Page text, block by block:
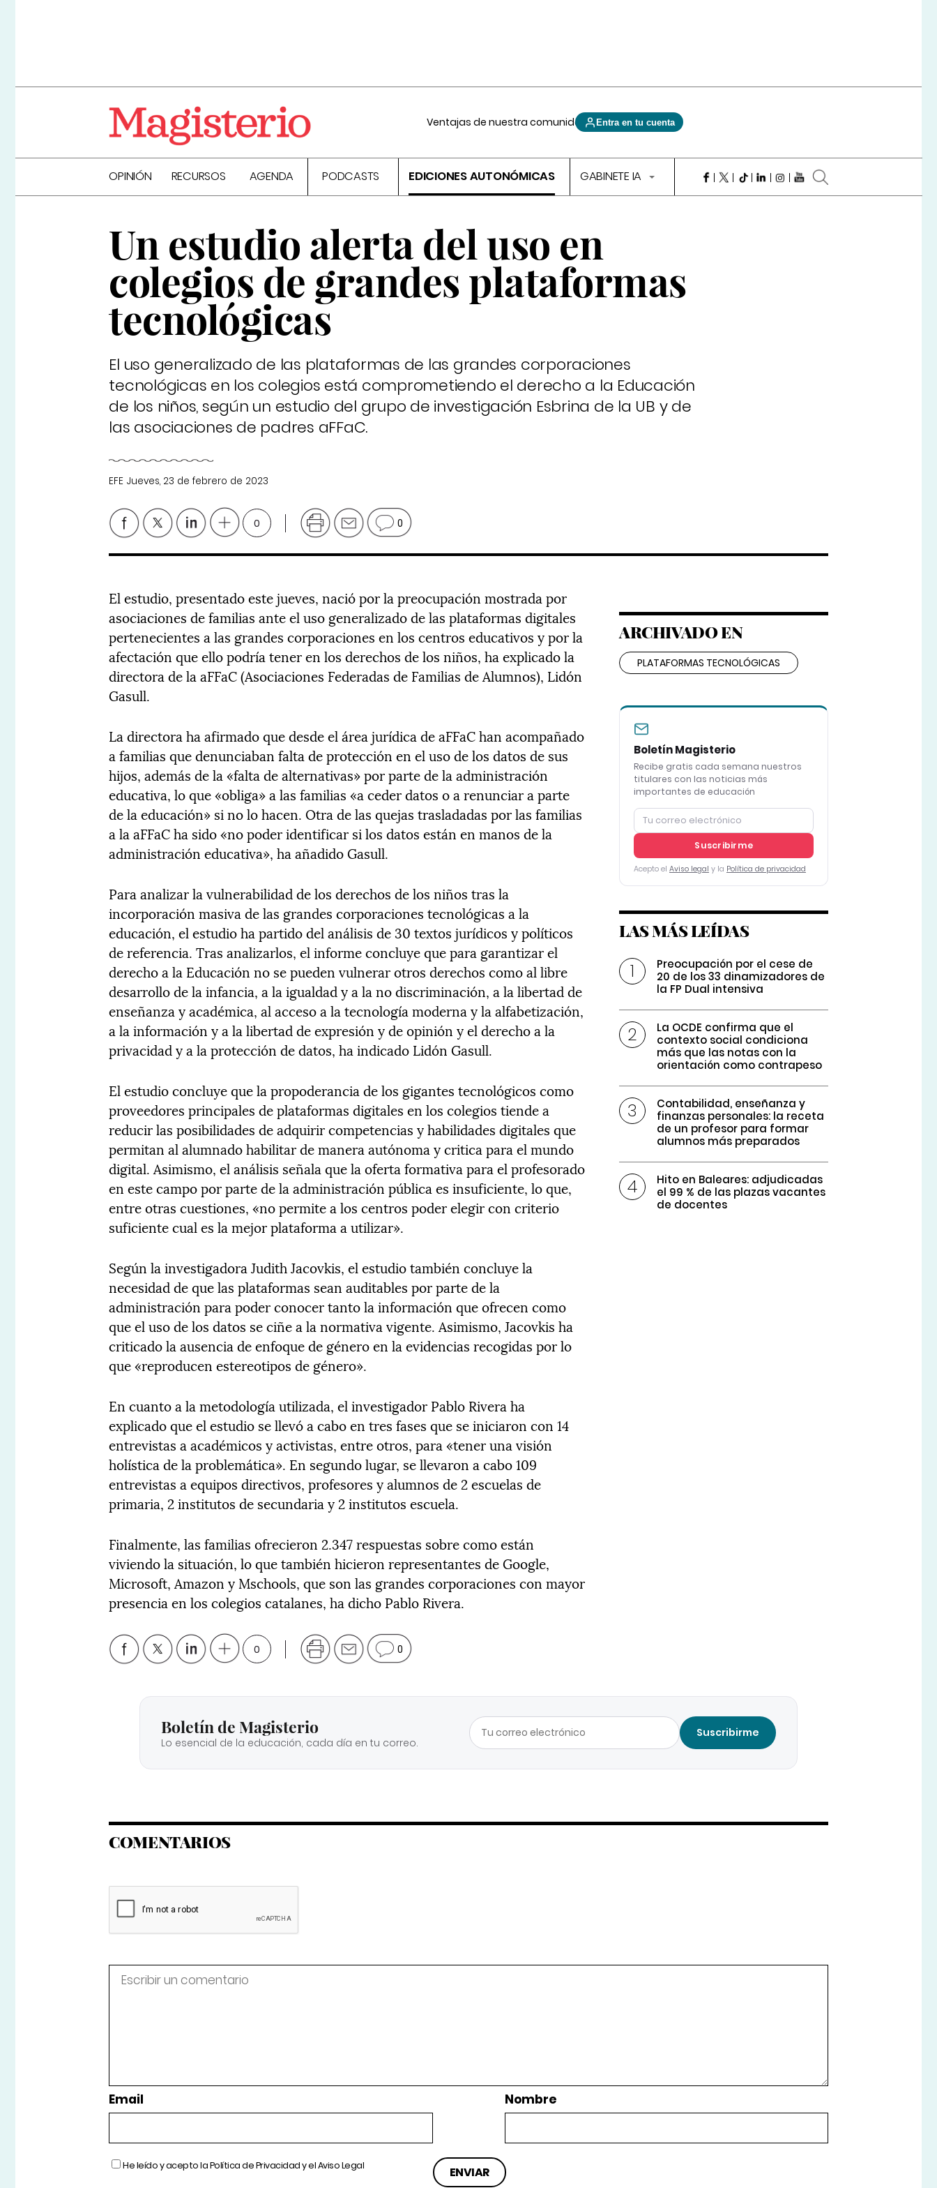
Ventajas de nuestra comunidad Entra en tu cuenta
OPINIÓN RECURSOS AGENDA PODCASTS EDICIONES AUTONÓMICAS GABINETE IA
Un estudio alerta del uso en
colegios de grandes plataformas
tecnológicas
El uso generalizado de las plataformas de las grandes corporaciones
tecnológicas en los colegios está comprometiendo el derecho a la Educación
de los niños, según un estudio del grupo de investigación Esbrina de la UB y de
las asociaciones de padres aFFaC.
EFE Jueves, 23 de febrero de 2023
0 0
El estudio, presentado este jueves, nació por la preocupación mostrada por
asociaciones de familias ante el uso generalizado de las plataformas digitales
pertenecientes a las grandes corporaciones en los centros educativos y por la
afectación que ello podría tener en los derechos de los niños, ha explicado la
directora de la aFFaC (Asociaciones Federadas de Familias de Alumnos), Lidón
Gasull.
La directora ha afirmado que desde el área jurídica de aFFaC han acompañado
a familias que denunciaban falta de protección en el uso de los datos de sus
hijos, además de la «falta de alternativas» por parte de la administración
educativa, lo que «obliga» a las familias «a ceder datos o a renunciar a parte
de la educación» si no lo hacen. Otra de las quejas trasladadas por las familias
a la aFFaC ha sido «no poder identificar si los datos están en manos de la
administración educativa», ha añadido Gasull.
Para analizar la vulnerabilidad de los derechos de los niños tras la
incorporación masiva de las grandes corporaciones tecnológicas a la
educación, el estudio ha partido del análisis de 30 textos jurídicos y políticos
de referencia. Tras analizarlos, el informe concluye que para garantizar el
derecho a la Educación no se pueden vulnerar otros derechos como al libre
desarrollo de la infancia, a la igualdad y a la no discriminación, a la libertad de
enseñanza y académica, al acceso a la tecnología moderna y la alfabetización,
a la información y a la libertad de expresión y de opinión y el derecho a la
privacidad y a la protección de datos, ha indicado Lidón Gasull.
El estudio concluye que la propoderancia de los gigantes tecnológicos como
proveedores principales de plataformas digitales en los colegios tiende a
reducir las posibilidades de adquirir competencias y habilidades digitales que
permitan al alumnado habilitar de manera autónoma y critica para el mundo
digital. Asimismo, el análisis señala que la oferta formativa para el profesorado
en este campo por parte de la administración pública es insuficiente, lo que,
entre otras cuestiones, «no permite a los centros poder elegir con criterio
suficiente cual es la mejor plataforma a utilizar».
Según la investigadora Judith Jacovkis, el estudio también concluye la
necesidad de que las plataformas sean auditables por parte de la
administración para poder conocer tanto la información que ofrecen como
que el uso de los datos se ciñe a la normativa vigente. Asimismo, Jacovkis ha
criticado la ausencia de enfoque de género en la evidencias recogidas por lo
que «reproducen estereotipos de género».
En cuanto a la metodología utilizada, el investigador Pablo Rivera ha
explicado que el estudio se llevó a cabo en tres fases que se iniciaron con 14
entrevistas a académicos y activistas, entre otros, para «tener una visión
holística de la problemática». En segundo lugar, se llevaron a cabo 109
entrevistas a equipos directivos, profesores y alumnos de 2 escuelas de
primaria, 2 institutos de secundaria y 2 institutos escuela.
Finalmente, las familias ofrecieron 2.347 respuestas sobre como están
viviendo la situación, lo que también hicieron representantes de Google,
Microsoft, Amazon y Mschools, que son las grandes corporaciones con mayor
presencia en los colegios catalanes, ha dicho Pablo Rivera.
0 0
ARCHIVADO EN
PLATAFORMAS TECNOLÓGICAS
Boletín Magisterio
Recibe gratis cada semana nuestros
titulares con las noticias más
importantes de educación
Suscribirme
Acepto el Aviso legal y la Política de privacidad
LAS MÁS LEÍDAS
Preocupación por el cese de
20 de los 33 dinamizadores de
la FP Dual intensiva
La OCDE confirma que el
contexto social condiciona
más que las notas con la
orientación como contrapeso
Contabilidad, enseñanza y
finanzas personales: la receta
de un profesor para formar
alumnos más preparados
Hito en Baleares: adjudicadas
el 99 % de las plazas vacantes
de docentes
Boletín de Magisterio
Lo esencial de la educación, cada día en tu correo.
Suscribirme
COMENTARIOS
Email Nombre
He leído y acepto laPolítica de Privacidady elAviso Legal